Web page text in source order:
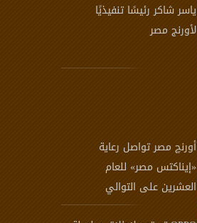
ياسر شاكر رئيسًا تنفيذيًا
لأورنج مصر
أورنچ مصر تواصل رعاية
«إيناكتس مصر» للعام
العشرين على التوالي